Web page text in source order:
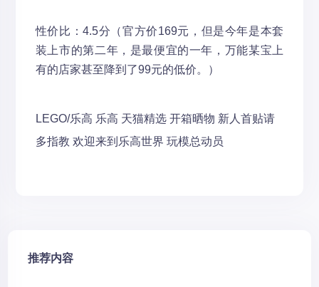
性价比：4.5分（官方价169元，但是今年是本套
装上市的第二年，是最便宜的一年，万能某宝上
有的店家甚至降到了99元的低价。）
LEGO/乐高 乐高 天猫精选 开箱晒物 新人首贴请
多指教 欢迎来到乐高世界 玩模总动员
推荐内容